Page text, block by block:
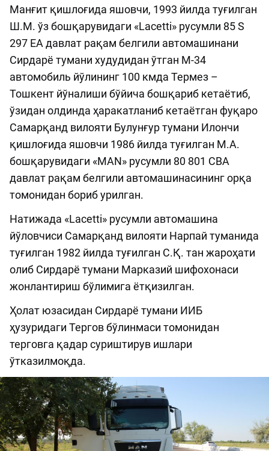
Манғит қишлоғида яшовчи, 1993 йилда туғилган
Ш.М. ўз бошқарувидаги «Lacetti» русумли 85 S
297 EA давлат рақам белгили автомашинани
Сирдарё тумани худудидан ўтган М-34
автомобиль йўлининг 100 кмда Термез –
Тошкент йўналиши бўйича бошқариб кетаётиб,
ўзидан олдинда ҳаракатланиб кетаётган фуқаро
Самарқанд вилояти Булунғур тумани Илончи
қишлоғида яшовчи 1986 йилда туғилган М.А.
бошқарувидаги «MAN» русумли 80 801 СВА
давлат рақам белгили автомашинасининг орқа
томонидан бориб урилган.
Натижада «Lacetti» русумли автомашина
йўловчиси Самарқанд вилояти Нарпай туманида
туғилган 1982 йилда туғилган С.Қ. тан жароҳати
олиб Сирдарё тумани Марказий шифохонаси
жонлантириш бўлимига ётқизилган.
Ҳолат юзасидан Сирдарё тумани ИИБ
ҳузуридаги Тергов бўлинмаси томонидан
терговга қадар суриштирув ишлари
ўтказилмоқда.